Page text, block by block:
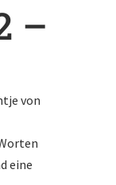
–
von
eine